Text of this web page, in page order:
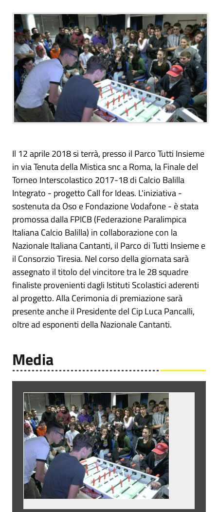
Il 12 aprile 2018 si terrà, presso il Parco Tutti Insieme
in via Tenuta della Mistica snc a Roma, la Finale del
Torneo Interscolastico 2017-18 di Calcio Balilla
Integrato - progetto Call for Ideas. L'iniziativa -
sostenuta da Oso e Fondazione Vodafone - è stata
promossa dalla FPICB (Federazione Paralimpica
Italiana Calcio Balilla) in collaborazione con la
Nazionale Italiana Cantanti, il Parco di Tutti Insieme e
il Consorzio Tiresia. Nel corso della giornata sarà
assegnato il titolo del vincitore tra le 28 squadre
finaliste provenienti dagli Istituti Scolastici aderenti
al progetto. Alla Cerimonia di premiazione sarà
presente anche il Presidente del Cip Luca Pancalli,
oltre ad esponenti della Nazionale Cantanti.
Media